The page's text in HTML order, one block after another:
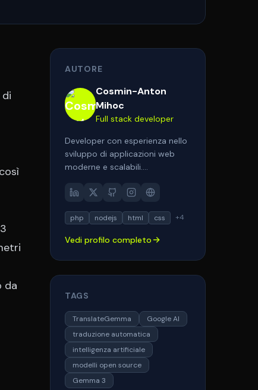
da
AUTORE
Cosmin-Anton
Mihoc
Full stack developer
Developer con esperienza nello
sviluppo di applicazioni web
moderne e scalabili.
Node.js e tecnologie frontend
Appassionato di architetture
experience. Aiuto aziende e
professionisti a trasformare le
php nodejs html css +4
Vedi profilo completo
TAGS
TranslateGemma
Google AI
traduzione automatica
intelligenza artificiale
modelli open source
Gemma 3